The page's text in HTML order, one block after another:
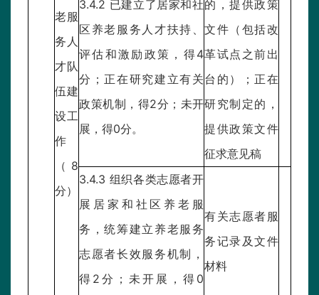
老服
务人
才队
伍建
设工
作
（8
分）
3.4.2 已建立了居家和社
区养老服务人才扶持、
评估和激励政策，得4
分；正在研究建立有关
政策机制，得2分；未开
展，得0分。
的，提供政策
文件（包括改
革试点之前出
台的）；正在
研究制定的，
提供政策文件
征求意见稿
3.4.3 组织各类志愿者开
展居家和社区养老服
务，统筹建立养老服务
志愿者长效服务机制，
得2分；未开展，得0
有关志愿者服
务记录及文件
材料